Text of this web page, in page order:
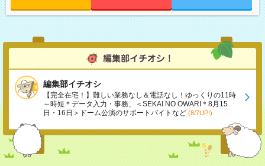
編集部イチオシ
【完全在宅！】難しい業務なし＆電話なし！ゆっくりの11時
～時短＊データ入力・事務、＜SEKAI NO OWARI＊8月15
日・16日＞ドーム公演のサポートバイトなど (8/7UP!)